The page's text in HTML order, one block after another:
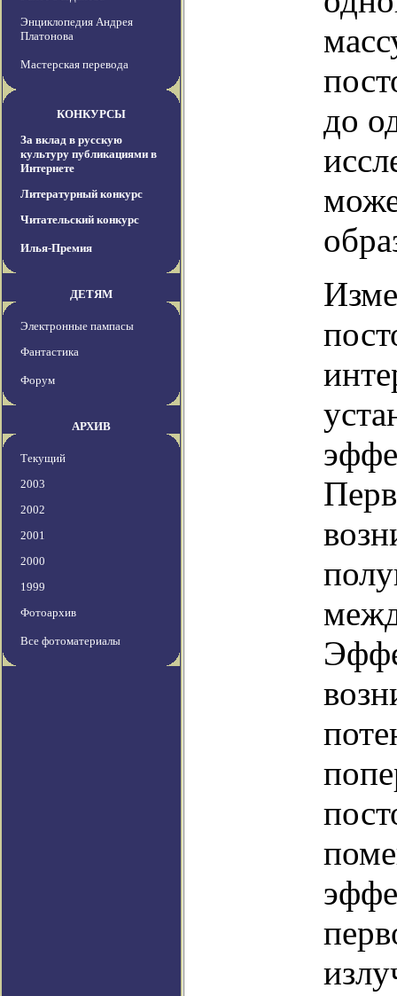
Энциклопедия Андрея
Платонова
Мастерская перевода
КОНКУРСЫ
За вклад в русскую
культуру публикациями в
Интернете
Литературный конкурс
Читательский конкурс
Илья-Премия
ДЕТЯМ
Электронные пампасы
Фантастика
Форум
АРХИВ
Текущий
2003
2002
2001
2000
1999
Фотоархив
Все фотоматериалы
до